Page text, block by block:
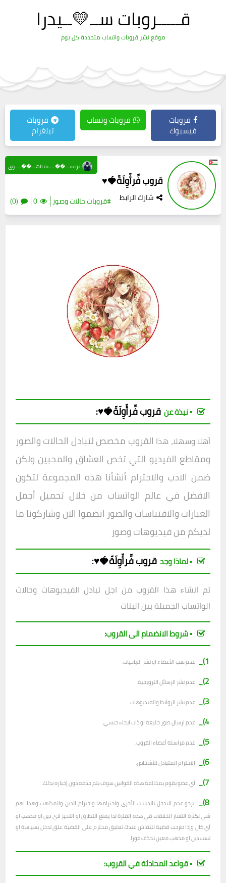
قـــــروبات ســ💛ــيدرا
موقع نشر قروبات واتساب متجددة كل يوم
قروبات
فيسبوك
قروبات وتساب قروبات
تيلغرام
قروب فِّرأّوِلَةّ🍓♥️
شارك الرابط #قروبات حالات وصور 0
(0)
نرجســـ��ــــية الهـــ��ــــوى
▪︎ نبذة عن قروب فِّرأّوِلَةّ🍓♥️:
أهلا وسهلا، هذا القروب مخصص لتبادل الحالات والصور
ومقاطع الفيديو التي تخص العشاق والمحبين ولكن
ضمن الادب والاحترام أنشأنا هذه المجموعة لتكون
الافضل في عالم الواتساب من خلال تحميل أجمل
العبارات والاقتباسات والصور انضموا الان وشاركونا ما
لديكم من فيديوهات وصور
▪︎ لماذا وجد قروب فِّرأّوِلَةّ🍓♥️:
تم انشاء هذا القروب من اجل تبادل الفيديوهات وحالات
الواتساب الجميلة بين البنات
▪︎ شروط الانضمام الى القروب:
1)_
عدم سب الأعضاء او نشر الاباحيات.
2)_ عدم نشر الرسائل الترويجية.
3)_ عدم نشر الروابط والفيديوهات.
4)_ عدم ارسال صور خليعة او ذات ايحاء جنسي.
5)_ عدم مراسلة أعضاء القروب.
6)_ الاحترام المتبادل للأشخاص.
7)_ أي عضو يقوم بمخالفة هذه القوانين سوف يتم حذفه دون إخباره بذلك.
8)_
نرجو عدم التدخل بالديانات الأخرى واحترامها واحترام الدين والمذاهب وهذا اهم
شي لكثرة انتشار الخلافات في هذه الفترة لذا يمنع التطرق او التحيز لاي دين او مذهب او
أي كان وإذا طرحت قضية للنقاش عندك تعليق محترم على القضية علق تدخل بسياسة او
تسب دين او مذهب معين تحذف فورا.
▪︎ قواعد المحادثة في القروب: